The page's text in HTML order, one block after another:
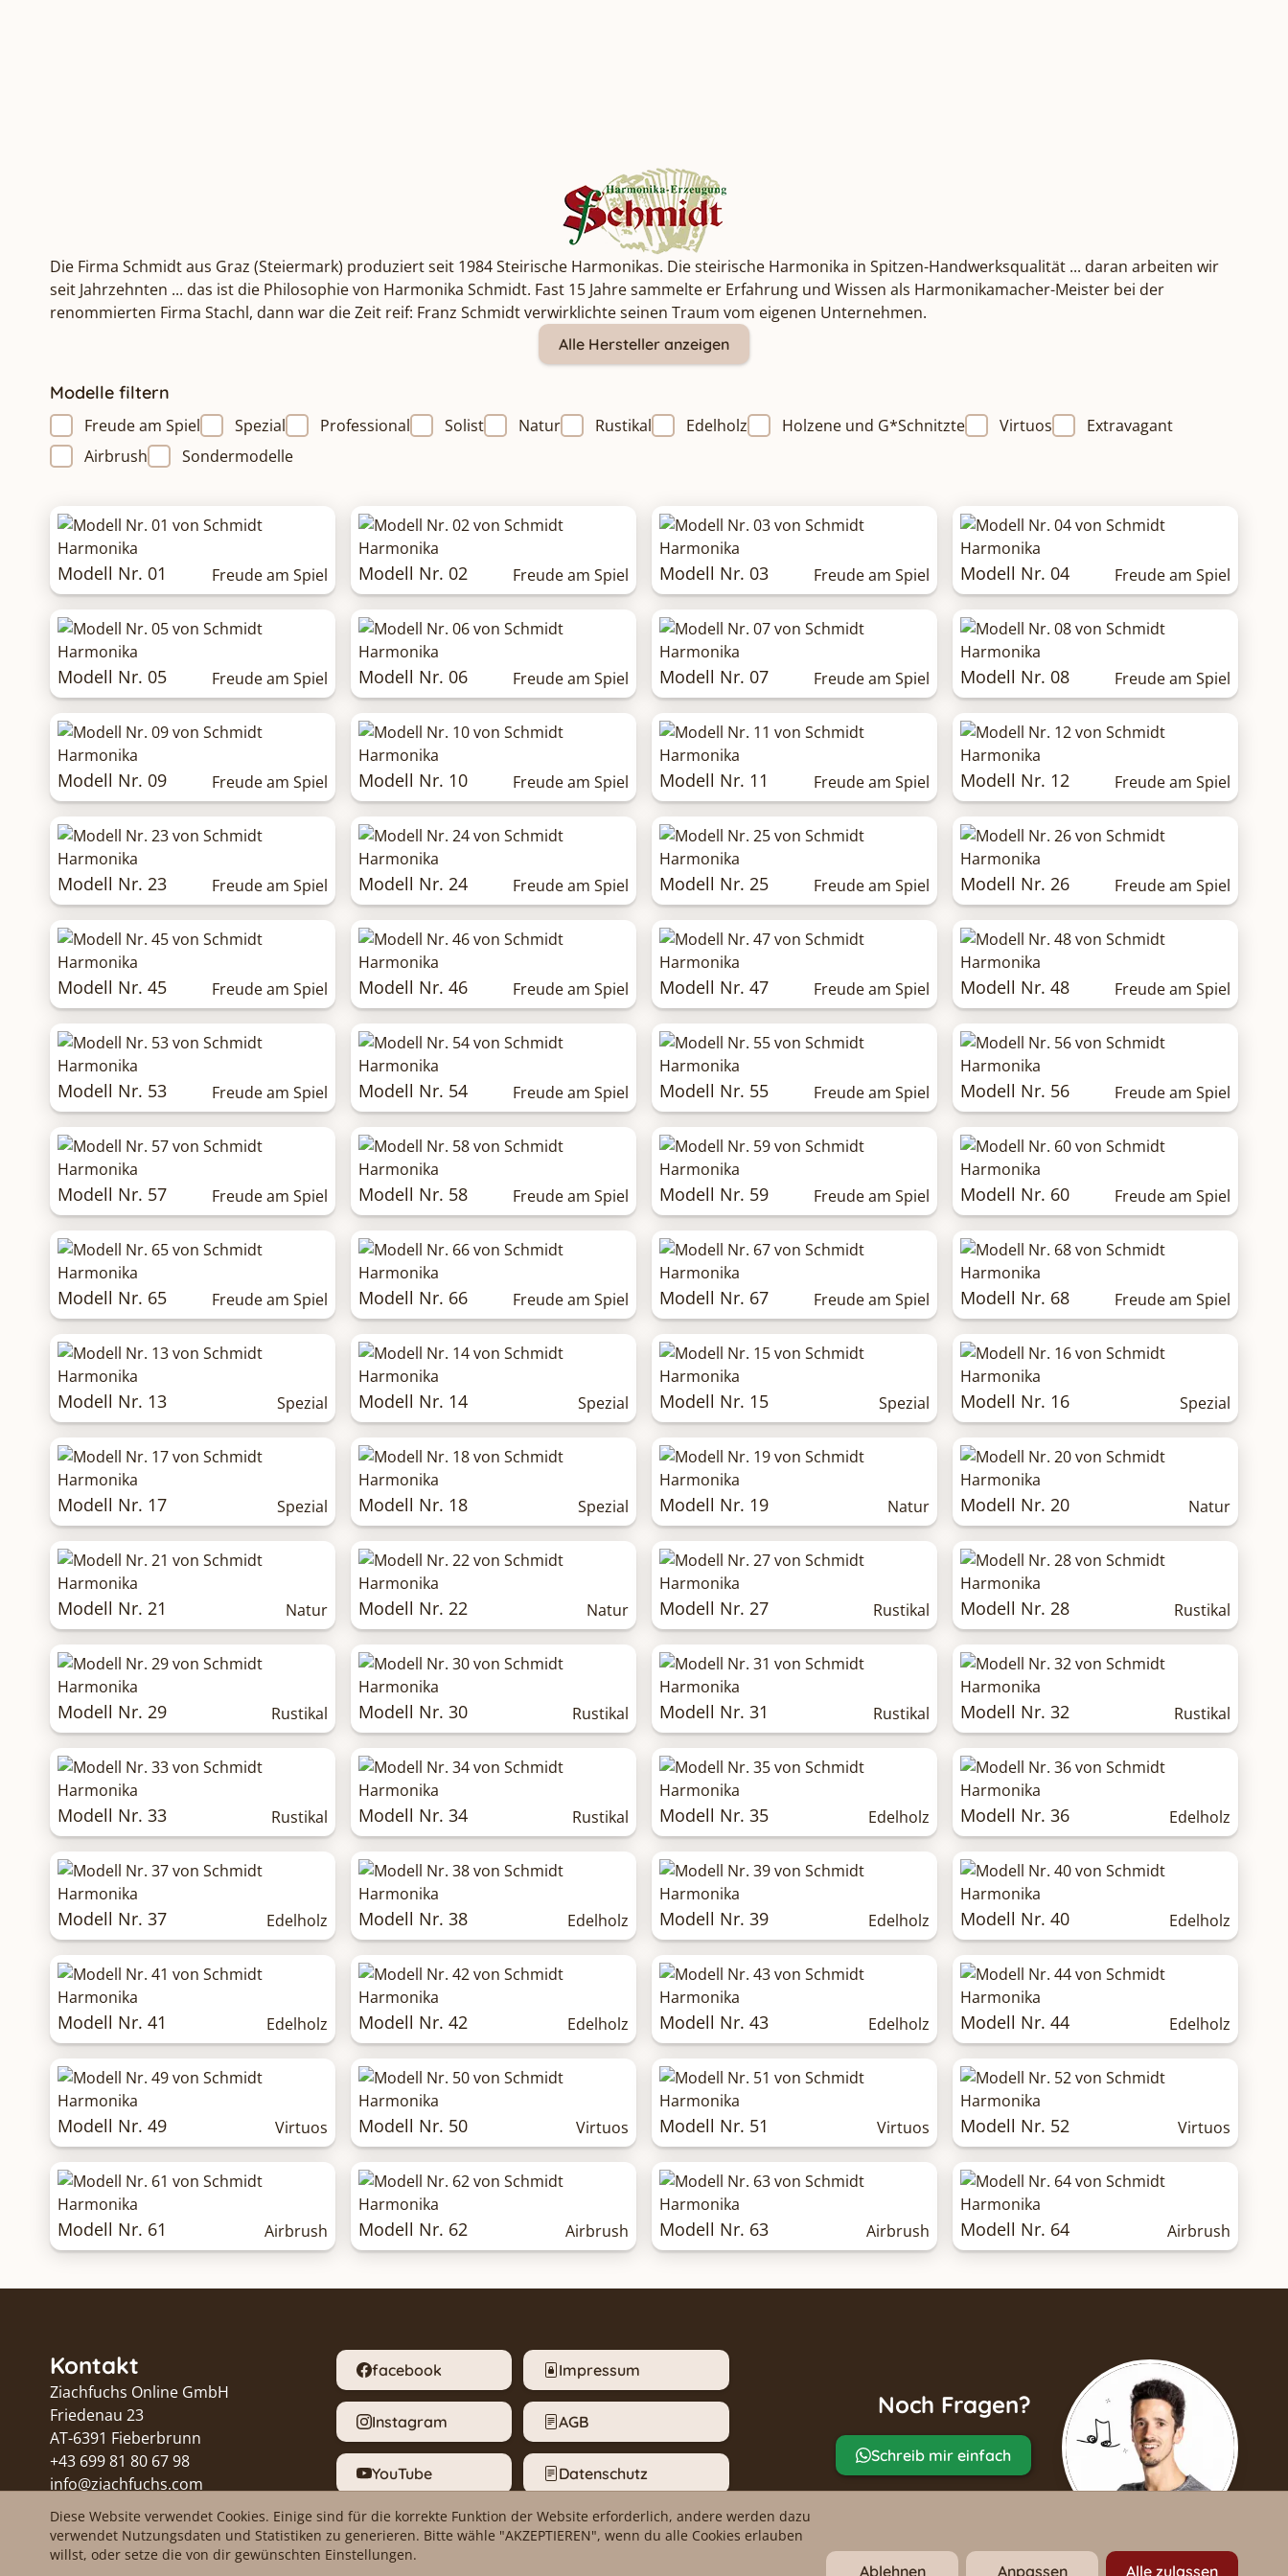
Die Firma Schmidt aus Graz (Steiermark) produziert seit 1984 Steirische Harmonikas. Die steirische Harmonika in Spitzen-Handwerksqualität ... daran arbeiten wir
seit Jahrzehnten ... das ist die Philosophie von Harmonika Schmidt. Fast 15 Jahre sammelte er Erfahrung und Wissen als Harmonikamacher-Meister bei der
renommierten Firma Stachl, dann war die Zeit reif: Franz Schmidt verwirklichte seinen Traum vom eigenen Unternehmen.
Alle Hersteller anzeigen
Modelle filtern
Freude am Spiel Spezial Professional Solist Natur Rustikal Edelholz Holzene und G*Schnitzte Virtuos
Extravagant
Airbrush
Sondermodelle
Modell Nr. 01 Freude am Spiel Modell Nr. 02 Freude am Spiel Modell Nr. 03 Freude am Spiel Modell Nr. 04 Freude am Spiel
Modell Nr. 05 Freude am Spiel Modell Nr. 06 Freude am Spiel Modell Nr. 07 Freude am Spiel Modell Nr. 08 Freude am Spiel
Modell Nr. 09 Freude am Spiel Modell Nr. 10 Freude am Spiel Modell Nr. 11 Freude am Spiel Modell Nr. 12 Freude am Spiel
Modell Nr. 23 Freude am Spiel Modell Nr. 24 Freude am Spiel Modell Nr. 25 Freude am Spiel Modell Nr. 26 Freude am Spiel
Modell Nr. 45 Freude am Spiel Modell Nr. 46 Freude am Spiel Modell Nr. 47 Freude am Spiel Modell Nr. 48 Freude am Spiel
Modell Nr. 53 Freude am Spiel Modell Nr. 54 Freude am Spiel Modell Nr. 55 Freude am Spiel Modell Nr. 56 Freude am Spiel
Modell Nr. 57 Freude am Spiel Modell Nr. 58 Freude am Spiel Modell Nr. 59 Freude am Spiel Modell Nr. 60 Freude am Spiel
Modell Nr. 65 Freude am Spiel Modell Nr. 66 Freude am Spiel Modell Nr. 67 Freude am Spiel Modell Nr. 68 Freude am Spiel
Modell Nr. 13 Spezial Modell Nr. 14 Spezial Modell Nr. 15 Spezial Modell Nr. 16 Spezial
Modell Nr. 17 Spezial Modell Nr. 18 Spezial Modell Nr. 19 Natur Modell Nr. 20 Natur
Modell Nr. 21 Natur Modell Nr. 22 Natur Modell Nr. 27 Rustikal Modell Nr. 28 Rustikal
Modell Nr. 29 Rustikal Modell Nr. 30 Rustikal Modell Nr. 31 Rustikal Modell Nr. 32 Rustikal
Modell Nr. 33 Rustikal Modell Nr. 34 Rustikal Modell Nr. 35 Edelholz Modell Nr. 36 Edelholz
Modell Nr. 37 Edelholz Modell Nr. 38 Edelholz Modell Nr. 39 Edelholz Modell Nr. 40 Edelholz
Modell Nr. 41 Edelholz Modell Nr. 42 Edelholz Modell Nr. 43 Edelholz Modell Nr. 44 Edelholz
Modell Nr. 49 Virtuos Modell Nr. 50 Virtuos Modell Nr. 51 Virtuos Modell Nr. 52 Virtuos
Modell Nr. 61 Airbrush Modell Nr. 62 Airbrush Modell Nr. 63 Airbrush Modell Nr. 64 Airbrush
Kontakt
Ziachfuchs Online GmbH
Friedenau 23
AT-6391 Fieberbrunn
+43 699 81 80 67 98
info@ziachfuchs.com
UID ATU79433917
facebook Impressum
Instagram AGB
YouTube Datenschutz
Problem melden Cookie-Einstellungen
Noch Fragen?
Schreib mir einfach
Diese Website verwendet Cookies. Einige sind für die korrekte Funktion der Website erforderlich, andere werden dazu
verwendet Nutzungsdaten und Statistiken zu generieren. Bitte wähle "AKZEPTIEREN", wenn du alle Cookies erlauben
willst, oder setze die von dir gewünschten Einstellungen.
Ablehnen Anpassen Alle zulassen